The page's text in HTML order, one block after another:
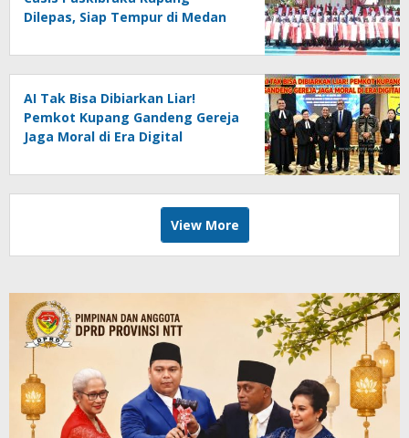
Dilepas, Siap Tempur di Medan
AI Tak Bisa Dibiarkan Liar!
Pemkot Kupang Gandeng Gereja
Jaga Moral di Era Digital
View More